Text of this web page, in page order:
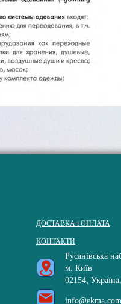
ДОСТАВКА і ОПЛАТА
КОНТАКТИ
Русанівська
м. Київ
02154, Україна,